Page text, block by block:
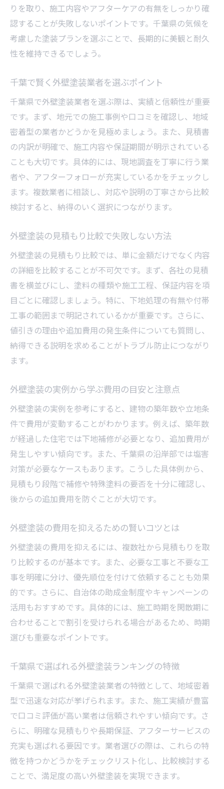
外壁塗装の口コミでわかるメンテナンス実
態
外壁塗装を検討するなら知っておきたい注意点
外壁塗装の色選びで後悔しないための工夫
外壁塗装を20年放置した場合のリスク解説
外壁塗装の見積もり時に必ず確認すべき点
千葉県の外壁塗装口コミに見る注意点まと
め
助成金を活用した外壁塗装の新常識
千葉市外壁塗装の助成金最新情報を紹介
外壁塗装助成金の申請手順と注意点まとめ
千葉県で外壁塗装助成金を受けるための条
件
外壁塗装の費用負担を減らす助成金の実態
助成金利用でお得に外壁塗装するコツとは
悪質業者を見抜く千葉の外壁塗装対策
外壁塗装の悪質業者リストに注意が必要な
理由
外壁塗装の契約前に必ず確認したいポイン
ト
外壁塗装のトラブル事例と対策方法を解説
千葉県の外壁塗装口コミで信頼性を見極め
る
口コミから探る千葉県外壁塗装の実態
外壁塗装の口コミで見る千葉県の業者事情
外壁塗装の体験談に学ぶ失敗と成功の分か
千葉の外壁塗装ランキングが示す人気の理
由
外壁塗装の口コミサイト活用で賢く選ぶ方
法
口コミでわかった外壁塗装費用の相場感
外壁塗装のタイミングとメンテナンスのコツ
外壁塗装の寿命を延ばすメンテナンス法
外壁塗装の劣化サインと早期対応の重要性
外壁塗装を長持ちさせるための日常ケア
外壁塗装の周期と千葉県の気候との関係
外壁塗装のメンテナンス費用の目安を解説
美観と耐久性を守る外壁塗装の最適解
外壁塗装で住宅の美観と耐久性を両立させ
りを取り、施工内容やアフターケアの有無をしっかり確
認することが失敗しないポイントです。千葉県の気候を
考慮した塗装プランを選ぶことで、長期的に美観と耐久
性を維持できるでしょう。
千葉で賢く外壁塗装業者を選ぶポイント
千葉県で外壁塗装業者を選ぶ際は、実績と信頼性が重要
です。まず、地元での施工事例や口コミを確認し、地域
密着型の業者かどうかを見極めましょう。また、見積書
の内訳が明確で、施工内容や保証期間が明示されている
ことも大切です。具体的には、現地調査を丁寧に行う業
者や、アフターフォローが充実しているかをチェックし
ます。複数業者に相談し、対応や説明の丁寧さから比較
検討すると、納得のいく選択につながります。
外壁塗装の見積もり比較で失敗しない方法
外壁塗装の見積もり比較では、単に金額だけでなく内容
の詳細を比較することが不可欠です。まず、各社の見積
書を横並びにし、塗料の種類や施工工程、保証内容を項
目ごとに確認しましょう。特に、下地処理の有無や付帯
工事の範囲まで明記されているかが重要です。さらに、
値引きの理由や追加費用の発生条件についても質問し、
納得できる説明を求めることがトラブル防止につながり
ます。
外壁塗装の実例から学ぶ費用の目安と注意点
外壁塗装の実例を参考にすると、建物の築年数や立地条
件で費用が変動することがわかります。例えば、築年数
が経過した住宅では下地補修が必要となり、追加費用が
発生しやすい傾向です。また、千葉県の沿岸部では塩害
対策が必要なケースもあります。こうした具体例から、
見積もり段階で補修や特殊塗料の要否を十分に確認し、
後からの追加費用を防ぐことが大切です。
外壁塗装の費用を抑えるための賢いコツとは
外壁塗装の費用を抑えるには、複数社から見積もりを取
り比較するのが基本です。また、必要な工事と不要な工
事を明確に分け、優先順位を付けて依頼することも効果
的です。さらに、自治体の助成金制度やキャンペーンの
活用もおすすめです。具体的には、施工時期を閑散期に
合わせることで割引を受けられる場合があるため、時期
選びも重要なポイントです。
千葉県で選ばれる外壁塗装ランキングの特徴
千葉県で選ばれる外壁塗装業者の特徴として、地域密着
型で迅速な対応が挙げられます。また、施工実績が豊富
で口コミ評価が高い業者は信頼されやすい傾向です。さ
らに、明確な見積もりや長期保証、アフターサービスの
充実も選ばれる要因です。業者選びの際は、これらの特
徴を持つかどうかをチェックリスト化し、比較検討する
ことで、満足度の高い外壁塗装を実現できます。